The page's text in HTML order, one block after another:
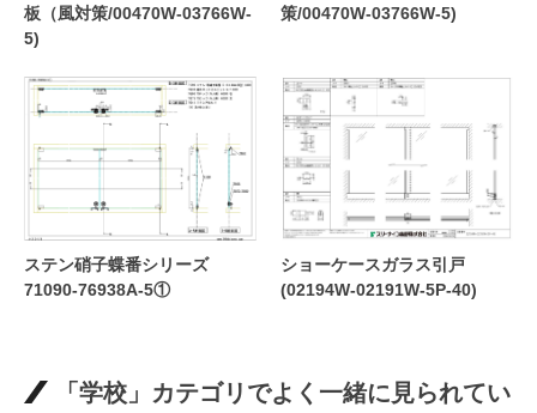
板（風対策/00470W-03766W-
5)
策/00470W-03766W-5)
ステン硝子蝶番シリーズ
71090-76938A-5①
ショーケースガラス引戸
(02194W-02191W-5P-40)
「学校」カテゴリでよく一緒に見られてい